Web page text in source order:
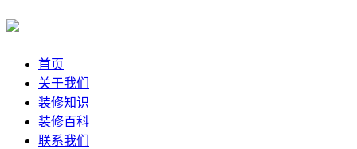
首页
关于我们
装修知识
装修百科
联系我们